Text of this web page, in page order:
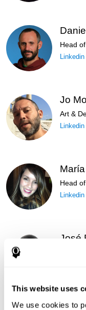
This website uses
We use cookies to
Head
Linkedin
Jo
Art &
Linkedin
Head
Linkedin
José